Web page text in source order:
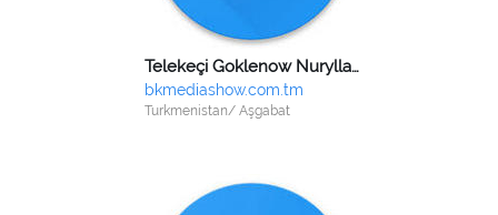
Telekeçi Goklenow Nurylla Jepbarmamedowiç
bkmediashow.com.tm
Turkmenistan/ Aşgabat